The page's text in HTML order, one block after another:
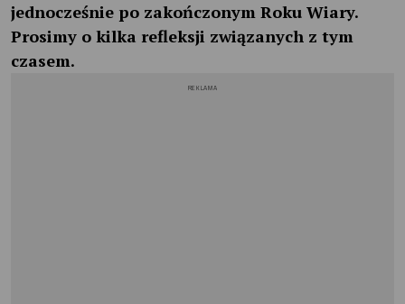
jednocześnie po zakończonym Roku Wiary.
Prosimy o kilka refleksji związanych z tym
czasem.
REKLAMA